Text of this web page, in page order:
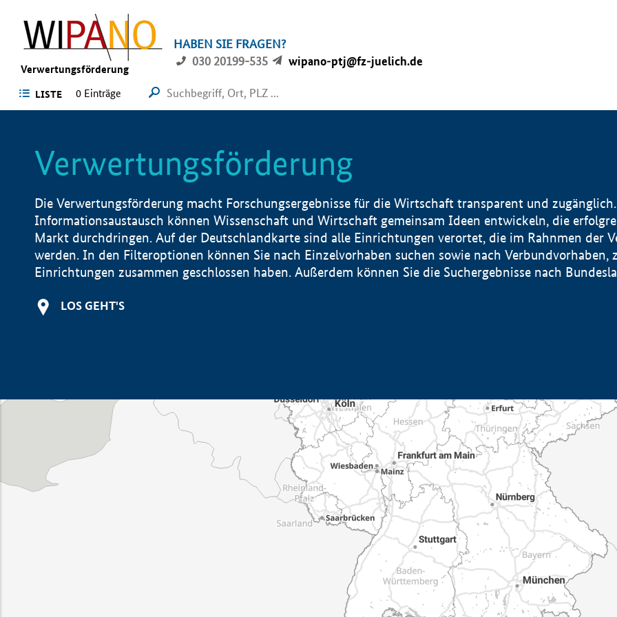
Verwertungsförderung
HABEN SIE FRAGEN?
030 20199-535
wipano-ptj@fz-juelich.de
LISTE 0 Einträge
Verwertungsförderung
Die Verwertungsförderung macht Forschungsergebnisse für die Wirtschaft transparent und
Informationsaustausch können Wissenschaft und Wirtschaft gemeinsam Ideen entwickeln, die
Markt durchdringen. Auf der Deutschlandkarte sind alle Einrichtungen verortet, die im Rahnmen der
werden. In den Filteroptionen können Sie nach Einzelvorhaben suchen sowie nach Verbundvorhaben,
Einrichtungen zusammen geschlossen haben. Außerdem können Sie die Suchergebnisse nach
LOS GEHT'S